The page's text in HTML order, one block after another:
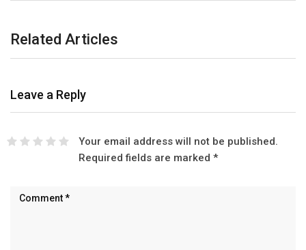
Related Articles
Leave a Reply
Your email address will not be published.
Required fields are marked *